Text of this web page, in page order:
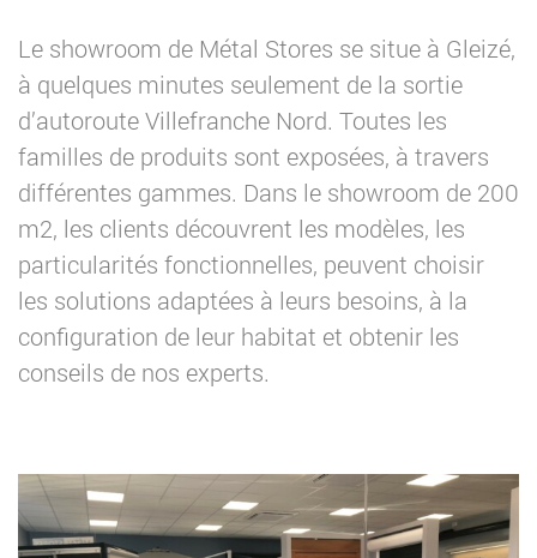
Le showroom de Métal Stores se situe à Gleizé,
à quelques minutes seulement de la sortie
d’autoroute Villefranche Nord. Toutes les
familles de produits sont exposées, à travers
différentes gammes. Dans le showroom de 200
m2, les clients découvrent les modèles, les
particularités fonctionnelles, peuvent choisir
les solutions adaptées à leurs besoins, à la
configuration de leur habitat et obtenir les
conseils de nos experts.